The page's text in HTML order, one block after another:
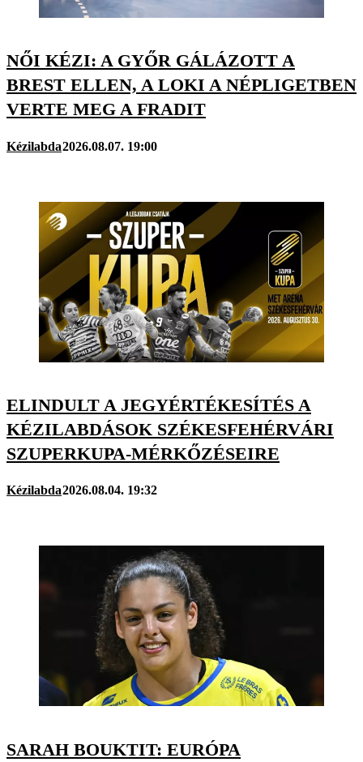
NŐI KÉZI: A GYŐR GÁLÁZOTT A
BREST ELLEN, A LOKI A NÉPLIGETBEN
VERTE MEG A FRADIT
Kézilabda2026.08.07. 19:00
ELINDULT A JEGYÉRTÉKESÍTÉS A
KÉZILABDÁSOK SZÉKESFEHÉRVÁRI
SZUPERKUPA-MÉRKŐZÉSEIRE
Kézilabda2026.08.04. 19:32
SARAH BOUKTIT: EURÓPA